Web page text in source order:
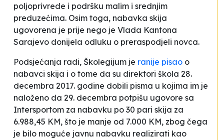
poljoprivrede i podršku malim i srednjim
preduzećima. Osim toga, nabavka skija
ugovorena je prije nego je Vlada Kantona
Sarajevo donijela odluku o preraspodjeli novca.
Podsjećanja radi, Školegijum je ranije pisao o
nabavci skija i o tome da su direktori škola 28.
decembra 2017. godine dobili pisma u kojima im je
naloženo da 29. decembra potpišu ugovore sa
Intersportom za nabavku po 30 pari skija za
6.988,45 KM, što je manje od 7.000 KM, zbog čega
je bilo moguće javnu nabavku realizirati kao